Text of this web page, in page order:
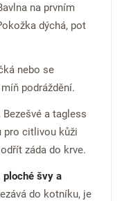
na prvním
dýchá, pot
nebo se
podráždění.
Bezešvé a tagless
pro citlivou kůži
záda do krve.
ploché švy a
do kotníku, je